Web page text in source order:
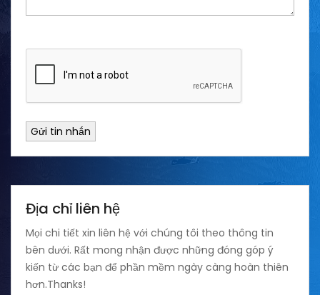
Gửi tin nhắn
Địa chỉ liên hệ
Mọi chi tiết xin liên hệ với chúng tôi theo thông tin
bên dưới. Rất mong nhận được những đóng góp ý
kiến từ các bạn để phần mềm ngày càng hoàn thiên
hơn.Thanks!